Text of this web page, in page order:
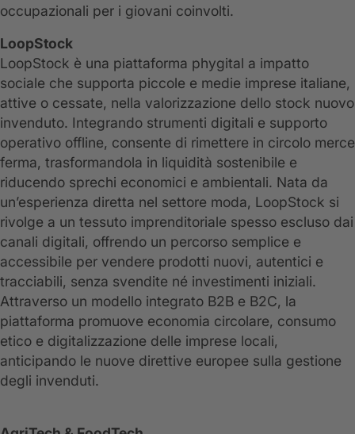
occupazionali per i giovani coinvolti.
LoopStock
LoopStock è una piattaforma phygital a impatto
sociale che supporta piccole e medie imprese italiane,
attive o cessate, nella valorizzazione dello stock nuovo
invenduto. Integrando strumenti digitali e supporto
operativo offline, consente di rimettere in circolo merce
ferma, trasformandola in liquidità sostenibile e
riducendo sprechi economici e ambientali. Nata da
un’esperienza diretta nel settore moda, LoopStock si
rivolge a un tessuto imprenditoriale spesso escluso dai
canali digitali, offrendo un percorso semplice e
accessibile per vendere prodotti nuovi, autentici e
tracciabili, senza svendite né investimenti iniziali.
Attraverso un modello integrato B2B e B2C, la
piattaforma promuove economia circolare, consumo
etico e digitalizzazione delle imprese locali,
anticipando le nuove direttive europee sulla gestione
degli invenduti.